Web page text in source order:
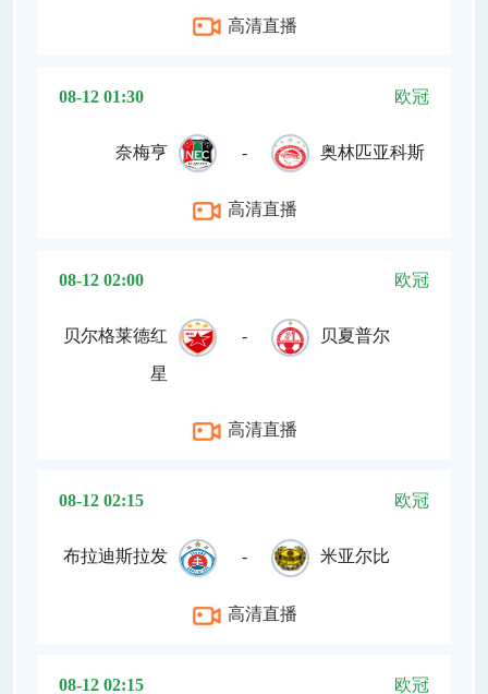
高清直播
08-12 01:30 欧冠
奈梅亨 - 奥林匹亚科斯
高清直播
08-12 02:00 欧冠
贝尔格莱德红
星
- 贝夏普尔
高清直播
08-12 02:15 欧冠
布拉迪斯拉发 - 米亚尔比
高清直播
08-12 02:15 欧冠